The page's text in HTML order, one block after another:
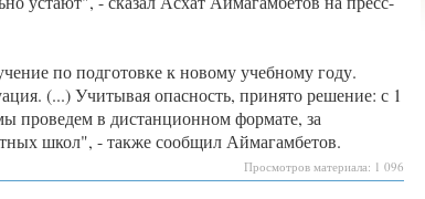
по подготовке к новому учебному году.
(...) Учитывая опасность, принято решение: с 1
проведем в дистанционном формате, за
школ", - также сообщил Аймагамбетов.
Просмотров материала: 1 096